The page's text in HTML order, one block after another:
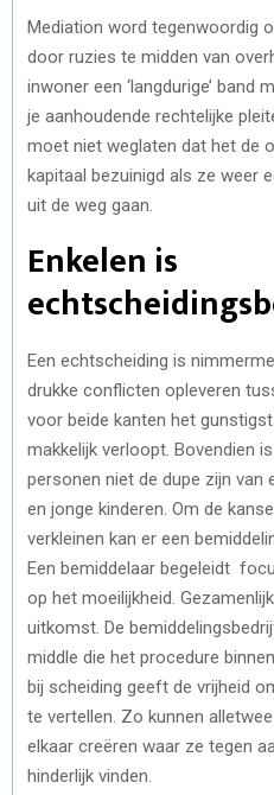
Mediation word tegenwoordig
door ruzies te midden van
inwoner een ‘langdurige’ band
je aanhoudende rechtelijke
moet niet weglaten dat het de
kapitaal bezuinigd als ze weer
uit de weg gaan.
Enkelen is
Een echtscheiding is
drukke conflicten opleveren
voor beide kanten het
makkelijk verloopt. Bovendien
personen niet de dupe zijn van
en jonge kinderen. Om de
verkleinen kan er een
Een bemiddelaar begeleidt
op het moeilijkheid.
uitkomst. De
middle die het procedure
bij scheiding geeft de vrijheid
te vertellen. Zo kunnen
elkaar creëren waar ze tegen
hinderlijk vinden.